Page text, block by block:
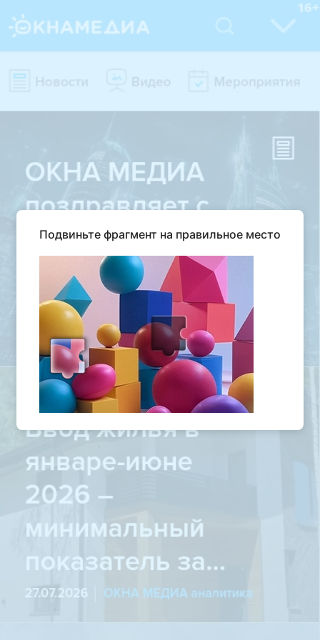
Подвиньте фрагмент на правильное место